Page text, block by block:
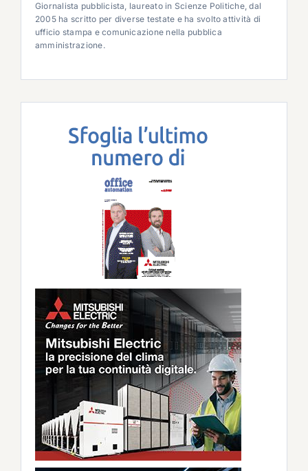
Giornalista pubblicista, laureato in Scienze Politiche, dal
2005 ha scritto per diverse testate e ha svolto attività di
ufficio stampa e comunicazione nella pubblica
amministrazione.